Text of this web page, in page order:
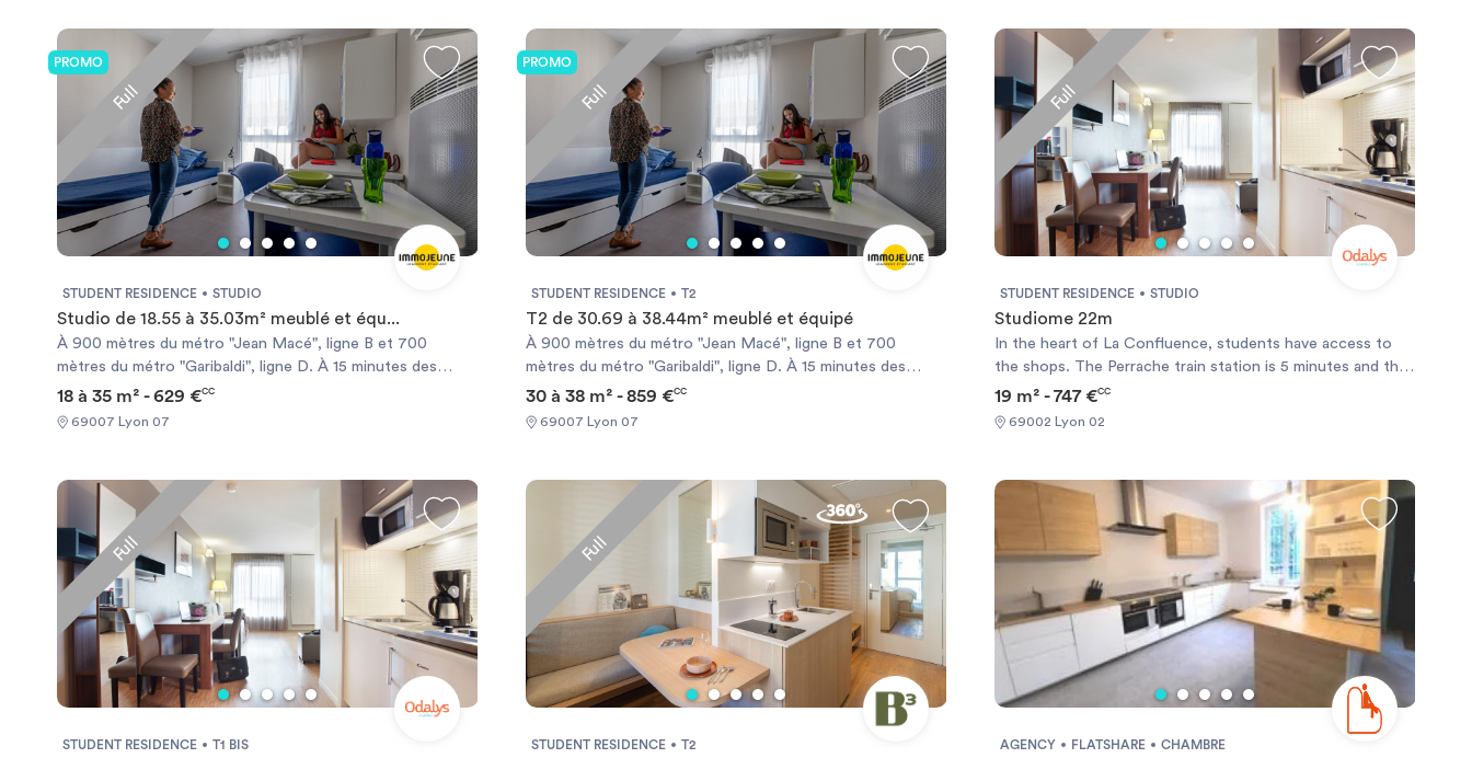
Chauffage électrique et ballon d’eau chaude individuels.
études. Le bus, le tramway, le métro "Jean Macé" et de
nombreux commerces sont à proximité immédiate.
Chauffage électrique et ballon d’eau chaude individuels.
Full
PROMO
STUDENT RESIDENCE STUDIO
Studio de 18.55 à 35.03m² meublé et équ...
À 900 mètres du métro "Jean Macé", ligne B et 700
mètres du métro "Garibaldi", ligne D. À 15 minutes des
Universités Lyon III et Lyon I. Au coeur d’un des quartiers
les plus commerçants de Lyon. À 10 minutes de la place
Bellecour et de la gare Lyon-Perrache. Kitchenette
micro-ondes). Salle de bains avec baignoire et WC.
Chauffage électrique et ballon d’eau chaude individuels.
L’accès des non-étudiants à la résidence est limité et
soumis à conditions.
18 à 35 m² - 629 €CC
69007 Lyon 07
Full
PROMO
STUDENT RESIDENCE T2
T2 de 30.69 à 38.44m² meublé et équipé
À 900 mètres du métro "Jean Macé", ligne B et 700
mètres du métro "Garibaldi", ligne D. À 15 minutes des
Universités Lyon III et Lyon I. Au coeur d’un des quartiers
les plus commerçants de Lyon. À 10 minutes de la place
Bellecour et de la gare Lyon-Perrache. Kitchenette
micro-ondes). Salle de bains avec baignoire et WC.
Chauffage électrique et ballon d’eau chaude individuels.
L’accès des non-étudiants à la résidence est limité et
soumis à conditions.
30 à 38 m² - 859 €CC
69007 Lyon 07
Full
STUDENT RESIDENCE STUDIO
Studiome 22m
In the heart of La Confluence, students have access to
the shops. The Perrache train station is 5 minutes and the
tram 200 meters.
19 m² - 747 €CC
69002 Lyon 02
Full
STUDENT RESIDENCE T1 BIS
Full
STUDENT RESIDENCE T2 AGENCY FLATSHARE CHAMBRE